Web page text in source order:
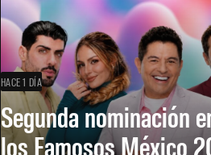
HACE 1 DÍA
Segunda nominación
los Famosos México